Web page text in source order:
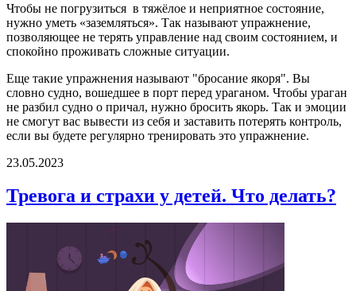
Чтобы не погрузиться в тяжёлое и неприятное состояние,
нужно уметь «заземляться». Так называют упражнение,
позволяющее не терять управление над своим состоянием, и
спокойно проживать сложные ситуации.
Еще такие упражнения называют "бросание якоря". Вы
словно судно, вошедшее в порт перед ураганом. Чтобы ураган
не разбил судно о причал, нужно бросить якорь. Так и эмоции
не смогут вас вывести из себя и заставить потерять контроль,
если вы будете регулярно тренировать это упражнение.
23.05.2023
Тревога и страхи у детей. Что делать?